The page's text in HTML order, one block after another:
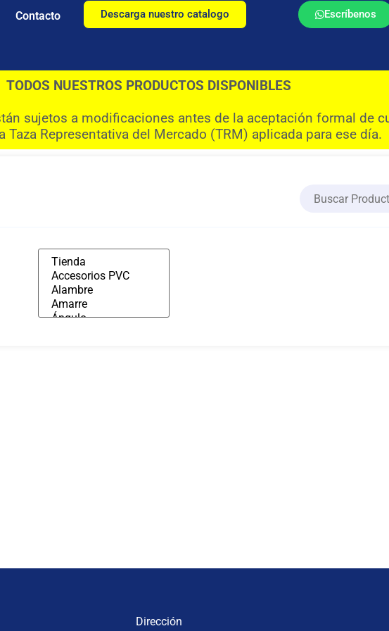
Contacto Descarga nuestro catalogo Escríbenos
TODOS NUESTROS PRODUCTOS DISPONIBLES
sujetos a modificaciones antes de la aceptación formal de
Taza Representativa del Mercado (TRM) aplicada para ese día.
Dirección